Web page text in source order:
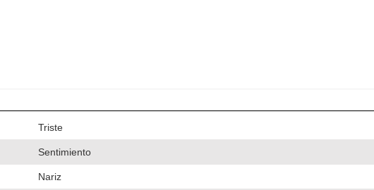
Triste
Sentimiento
Nariz